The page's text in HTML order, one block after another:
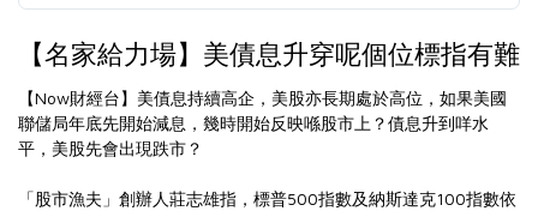
【名家給力場】美債息升穿呢個位標指有難
【Now財經台】美債息持續高企，美股亦長期處於高位，如果美國
聯儲局年底先開始減息，幾時開始反映喺股市上？債息升到咩水
平，美股先會出現跌市？
「股市漁夫」創辦人莊志雄指，標普500指數及納斯達克100指數依